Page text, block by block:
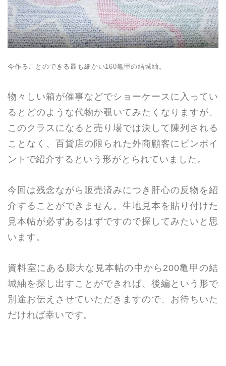
今作ることのできる最も細かい160亀甲の結城紬。
物々しい箱が催事などでショーケースに入ってい
るとどのような代物か覗いてみたくなりますが、
このクラスになると売り場では決して陳列される
ことなく、百貨店の限られた外商顧客にピンポイ
ントで紹介するという形がとられていました。
今回は残念ながら販売済みにつき肝心の反物を紹
介することができません。生地見本を貼り付けた
見本帖が必ずあるはずですので探してみたいと思
います。
資料室にある膨大な見本帖の中から200亀甲の結
城紬を探し出すことができれば、後編という形で
別途お伝えさせていただきますので、お待ちいた
だければ幸いです。